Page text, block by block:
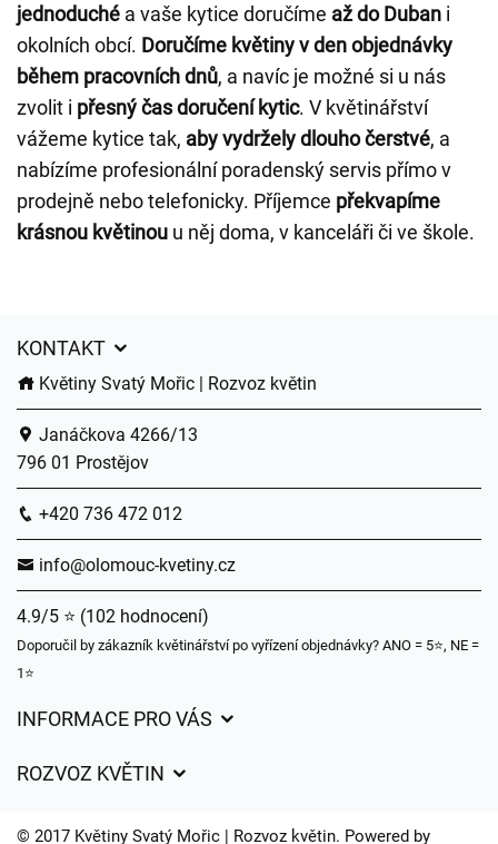
jednoduché a vaše kytice doručíme až do Duban i
okolních obcí. Doručíme květiny v den objednávky
během pracovních dnů, a navíc je možné si u nás
zvolit i přesný čas doručení kytic. V květinářství
vážeme kytice tak, aby vydržely dlouho čerstvé, a
nabízíme profesionální poradenský servis přímo v
prodejně nebo telefonicky. Příjemce překvapíme
krásnou květinou u něj doma, v kanceláři či ve škole.
KONTAKT
Květiny Svatý Mořic | Rozvoz květin
Janáčkova 4266/13
796 01 Prostějov
+420 736 472 012
info@olomouc-kvetiny.cz
4.9/5 ⭐ (102 hodnocení)
Doporučil by zákazník květinářství po vyřízení objednávky? ANO = 5⭐, NE =
1⭐
INFORMACE PRO VÁS
Často kladené dotazy
ROZVOZ KVĚTIN
© 2017 Květiny Svatý Mořic | Rozvoz květin. Powered by